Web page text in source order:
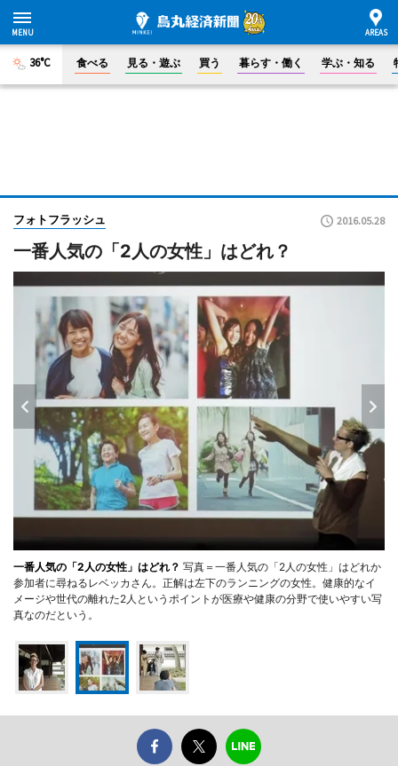
36°C 食べる 見る・遊ぶ 買う 暮らす・働く 学ぶ・知る
フォトフラッシュ 2016.05.28
一番人気の「2人の女性」はどれ？
一番人気の「2人の女性」はどれ？ 写真＝一番人気の「2人の女性」はどれか
参加者に尋ねるレベッカさん。正解は左下のランニングの女性。健康的なイ
メージや世代の離れた2人というポイントが医療や健康の分野で使いやすい写
真なのだという。